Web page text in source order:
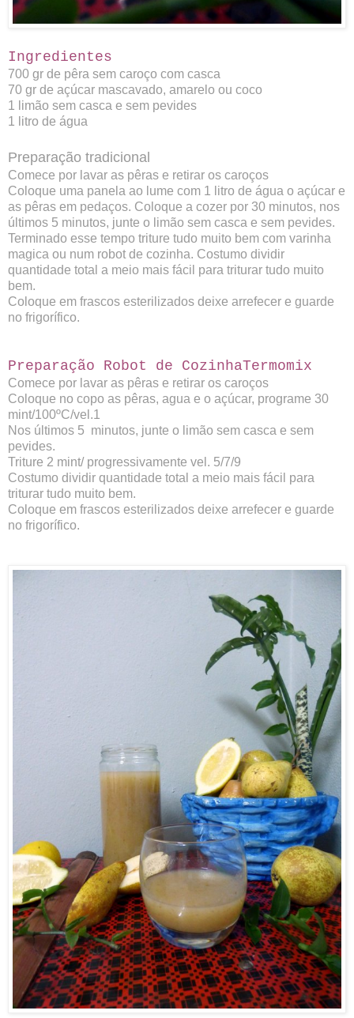
Ingredientes
700 gr de pêra sem caroço com casca
70 gr de açúcar mascavado, amarelo ou coco
1 limão sem casca e sem pevides
1 litro de água
Preparação tradicional
Comece por lavar as pêras e retirar os caroços
Coloque uma panela ao lume com 1 litro de água o açúcar e
as pêras em pedaços. Coloque a cozer por 30 minutos, nos
últimos 5 minutos, junte o limão sem casca e sem pevides.
Terminado esse tempo triture tudo muito bem com varinha
magica ou num robot de cozinha. Costumo dividir
quantidade total a meio mais fácil para triturar tudo muito
bem.
Coloque em frascos esterilizados deixe arrefecer e guarde
no frigorífico.
Preparação Robot de CozinhaTermomix
Comece por lavar as pêras e retirar os caroços
Coloque no copo as pêras, agua e o açúcar, programe 30
mint/100ºC/vel.1
Nos últimos 5 minutos, junte o limão sem casca e sem
pevides.
Triture 2 mint/ progressivamente vel. 5/7/9
Costumo dividir quantidade total a meio mais fácil para
triturar tudo muito bem.
Coloque em frascos esterilizados deixe arrefecer e guarde
no frigorífico.